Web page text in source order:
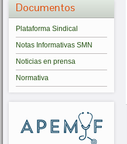
Documentos
Plataforma Sindical
Notas Informativas SMN
Noticias en prensa
Normativa